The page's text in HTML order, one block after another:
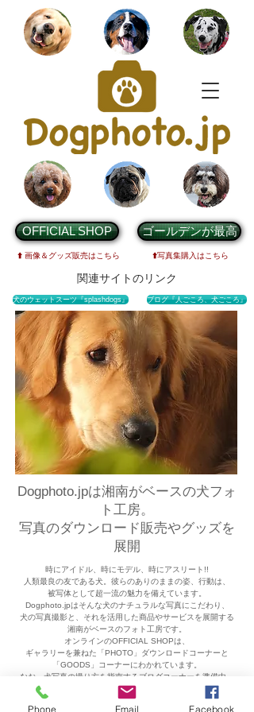
犬のウェットスーツ『splashdogs』 ブログ『人ごころ、犬ごころ』
ゴールデンが最高
⬆️写真集購入はこちら
OFFICIAL SHOP
⬆️画像＆グッズ販売は こちら
関連サイトのリンク
時にアイドル、時にモデル、時にアスリート!!
人類最良の友である犬。彼らのありのままの姿、行動は、
被写体として超一流の魅力を備えています。
Dogphoto.jpはそんな犬のナチュラルな写真にこだわり、
犬の写真撮影と、それを活用した商品やサービスを展開する
湘南がベースのフォト工房です。
オンラインのOFFICIAL SHOPは、
ギャラリーを兼ねた「PHOTO」ダウンロードコーナーと
「GOODS」コーナーにわかれています。
なお、犬写真の撮り方を指南するブログコーナーを準備中。
ご期待ください。
Dogphoto.jpは湘南がベースの犬フォ
ト工房。
写真のダウンロード販売やグッズを
展開
Phone Email Facebook